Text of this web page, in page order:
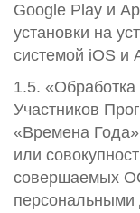
Google Play и
установки на
системой iOS и
1.5.
Участников
«Времена
или
совершаемых